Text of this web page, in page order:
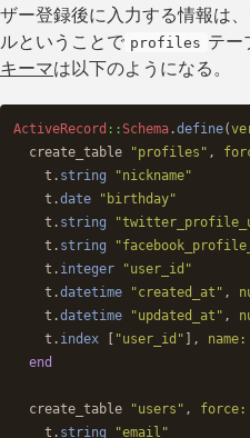
ザー登録後に入力する情報は
ルということで profiles テー
キーマは以下のようになる。
ActiveRecord ::Schema.define(
create_table
"profiles" ,
t . string
"nickname"
t .date
"birthday"
t . string
t . string
t . integer
"user_id"
t .datetime "created_at" ,
t .datetime "updated_at" ,
t . index [ "user_id" ], name:
end
create_table "users" , force:
t . string
"email"